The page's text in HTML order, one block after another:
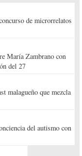
de microrrelatos
María Zambrano con
del 27
malagueño que mezcla
del autismo con